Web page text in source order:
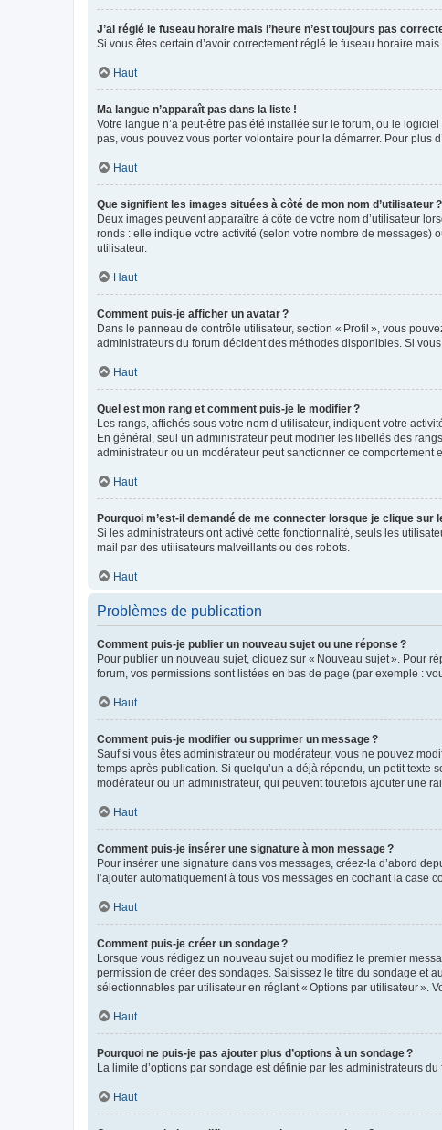
J’ai réglé le fuseau horaire mais l’heure n’est toujours pas
Si vous êtes certain d’avoir correctement réglé le fuseau horaire
Haut
Ma langue n’apparaît pas dans la liste !
Votre langue n’a peut-être pas été installée sur le forum, ou le
pas, vous pouvez vous porter volontaire pour la démarrer. Pour plus
Haut
Que signifient les images situées à côté de mon nom d’utilisateur ?
Deux images peuvent apparaître à côté de votre nom d’utilisateur
ronds : elle indique votre activité (selon votre nombre de messages)
utilisateur.
Haut
Comment puis-je afficher un avatar ?
Dans le panneau de contrôle utilisateur, section « Profil », vous
administrateurs du forum décident des méthodes disponibles. Si
Haut
Quel est mon rang et comment puis-je le modifier ?
Les rangs, affichés sous votre nom d’utilisateur, indiquent votre
En général, seul un administrateur peut modifier les libellés des
administrateur ou un modérateur peut sanctionner ce comportement
Haut
Pourquoi m’est-il demandé de me connecter lorsque je clique sur
Si les administrateurs ont activé cette fonctionnalité, seuls les
mail par des utilisateurs malveillants ou des robots.
Haut
Problèmes de publication
Comment puis-je publier un nouveau sujet ou une réponse ?
Pour publier un nouveau sujet, cliquez sur « Nouveau sujet ». Pour
forum, vos permissions sont listées en bas de page (par exemple :
Haut
Comment puis-je modifier ou supprimer un message ?
Sauf si vous êtes administrateur ou modérateur, vous ne pouvez
temps après publication. Si quelqu’un a déjà répondu, un petit texte
modérateur ou un administrateur, qui peuvent toutefois ajouter une
Haut
Comment puis-je insérer une signature à mon message ?
Pour insérer une signature dans vos messages, créez-la d’abord
l’ajouter automatiquement à tous vos messages en cochant la case
Haut
Comment puis-je créer un sondage ?
Lorsque vous rédigez un nouveau sujet ou modifiez le premier
permission de créer des sondages. Saisissez le titre du sondage et
sélectionnables par utilisateur en réglant « Options par utilisateur ».
Haut
Pourquoi ne puis-je pas ajouter plus d’options à un sondage ?
La limite d’options par sondage est définie par les administrateurs
Haut